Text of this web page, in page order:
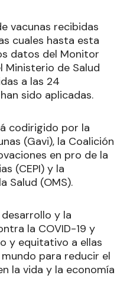
vacunas recibidas
cuales hasta esta
datos del Monitor
Ministerio de Salud
a las 24
sido aplicadas.
codirigido por la
(Gavi), la Coalición
en pro de la
(CEPI) y la
Salud (OMS).
y la
la COVID-19 y
y equitativo a ellas
para reducir el
la vida y la economía